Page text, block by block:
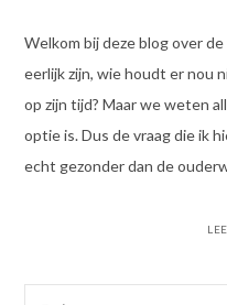
Welkom bij deze blog over
eerlijk zijn, wie houdt er nou
op zijn tijd? Maar we weten
optie is. Dus de vraag die ik
echt gezonder dan de